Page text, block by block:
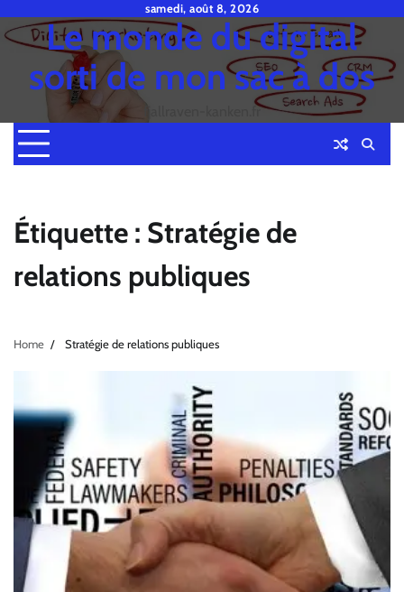
to
content
samedi, août 8, 2026
Le monde du digital
sorti de mon sac à dos
fjallraven-kanken.fr
Étiquette : Stratégie de
relations publiques
Home Stratégie de relations publiques